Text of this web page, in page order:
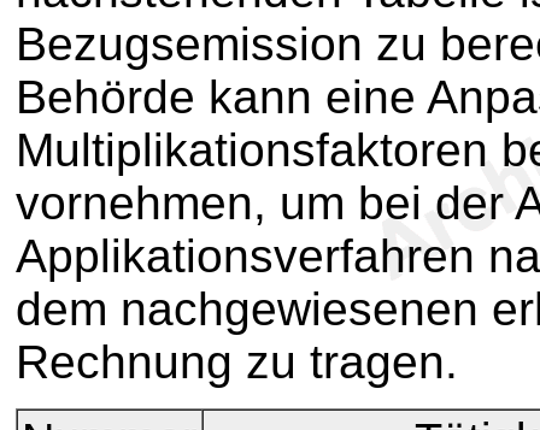
Bezugsemission zu
Behörde kann eine
Multiplikationsfaktoren
vornehmen, um bei der
Applikationsverfahren
dem nachgewiesenen
Rechnung zu tragen.